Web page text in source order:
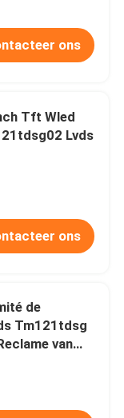
ons
Tft Wled
Lvds
ons
de
Tm121tdsg
van